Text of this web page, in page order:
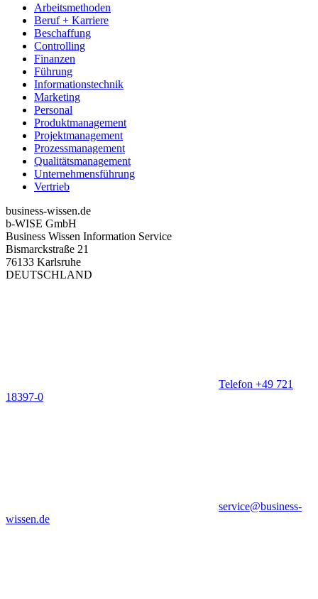
Arbeitsmethoden
Beruf + Karriere
Beschaffung
Controlling
Finanzen
Führung
Informationstechnik
Marketing
Personal
Produktmanagement
Projektmanagement
Prozessmanagement
Qualitätsmanagement
Unternehmensführung
Vertrieb
business-wissen.de
b-WISE GmbH
Business Wissen Information Service
Bismarckstraße 21
76133 Karlsruhe
DEUTSCHLAND
Telefon +49 721
18397-0
service@business-
wissen.de